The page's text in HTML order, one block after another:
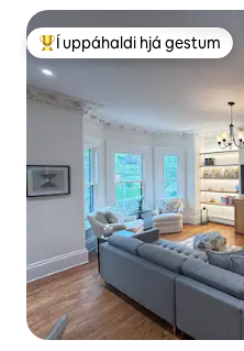
Í mestu uppáhaldi hjá gestum
Í uppáhaldi hjá gestum